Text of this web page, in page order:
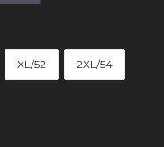
XL/52 2XL/54